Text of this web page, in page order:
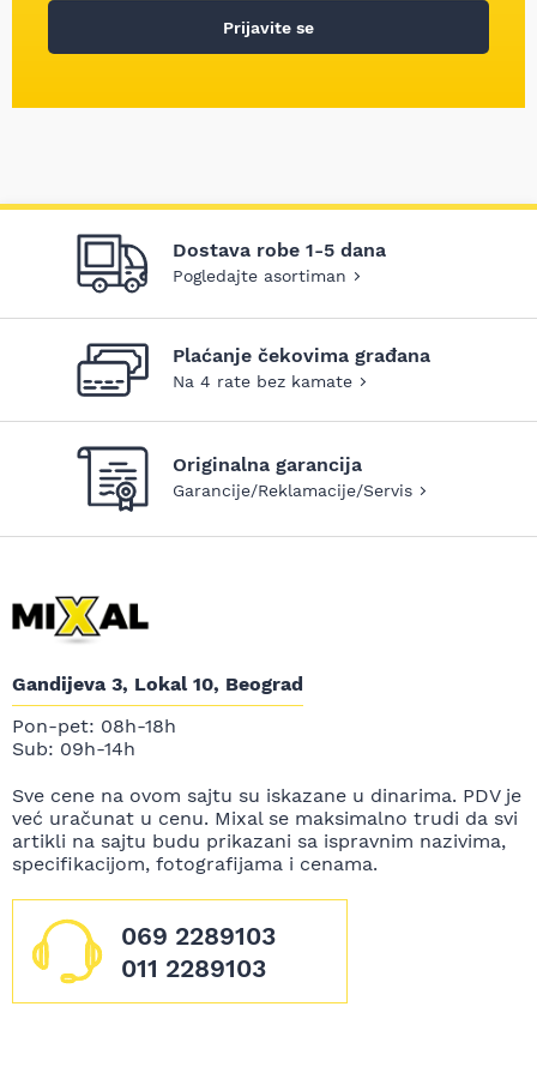
Prijavite se
Dostava robe 1-5 dana
Pogledajte asortiman
Plaćanje čekovima građana
Na 4 rate bez kamate
Originalna garancija
Garancije/Reklamacije/Servis
Gandijeva 3, Lokal 10, Beograd
Pon-pet: 08h-18h
Sub: 09h-14h
Sve cene na ovom sajtu su iskazane u dinarima. PDV je
već uračunat u cenu. Mixal se maksimalno trudi da svi
artikli na sajtu budu prikazani sa ispravnim nazivima,
specifikacijom, fotografijama i cenama.
069 2289103
011 2289103